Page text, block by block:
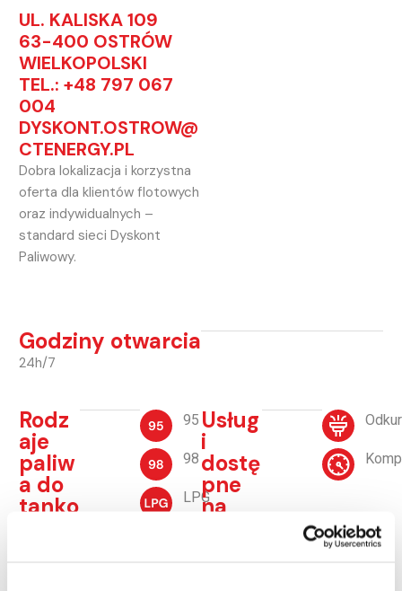
UL. KALISKA 109
63-400 OSTRÓW
WIELKOPOLSKI
TEL.: +48 797 067
004
DYSKONT.OSTROW@
CTENERGY.PL
Dobra lokalizacja i korzystna
oferta dla klientów flotowych
oraz indywidualnych –
standard sieci Dyskont
Paliwowy.
Godziny otwarcia
24h/7
Rodz
aje
paliw
a do
tanko
95
98
LPG
Usług
i
dostę
pne
na